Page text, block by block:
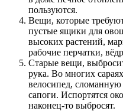
пользуются.
Вещи, которые
пустые ящики для
высоких растений,
рабочие перчатки,
Старые вещи,
рука. Во многих
велосипед, сломанную
сапоги. Испортятся
наконец-то выбросят.